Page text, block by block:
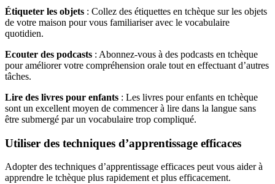
Étiqueter les objets : Collez des étiquettes en tchèque sur les objets
de votre maison pour vous familiariser avec le vocabulaire
quotidien.
Ecouter des podcasts : Abonnez-vous à des podcasts en tchèque
pour améliorer votre compréhension orale tout en effectuant d’autres
tâches.
Lire des livres pour enfants : Les livres pour enfants en tchèque
sont un excellent moyen de commencer à lire dans la langue sans
être submergé par un vocabulaire trop compliqué.
Utiliser des techniques d’apprentissage efficaces
Adopter des techniques d’apprentissage efficaces peut vous aider à
apprendre le tchèque plus rapidement et plus efficacement.